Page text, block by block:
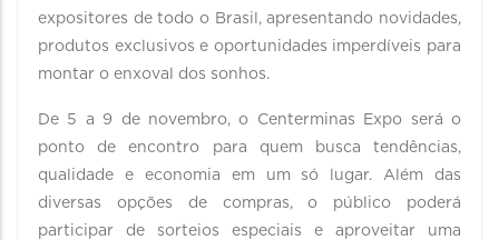
expositores de todo o Brasil, apresentando novidades,
produtos exclusivos e oportunidades imperdíveis para
montar o enxoval dos sonhos.
De 5 a 9 de novembro, o Centerminas Expo será o
ponto de encontro para quem busca tendências,
qualidade e economia em um só lugar. Além das
diversas opções de compras, o público poderá
participar de sorteios especiais e aproveitar uma